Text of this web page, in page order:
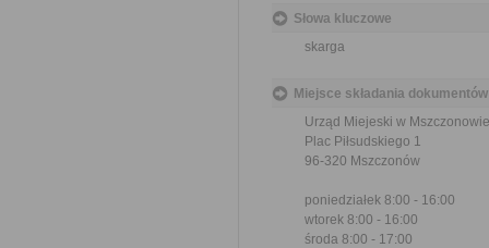
Słowa kluczowe
skarga
Miejsce składania dokumentów
Urząd Miejeski w Mszczonowie
Plac Piłsudskiego 1
96-320 Mszczonów
poniedziałek 8:00 - 16:00
wtorek 8:00 - 16:00
środa 8:00 - 17:00